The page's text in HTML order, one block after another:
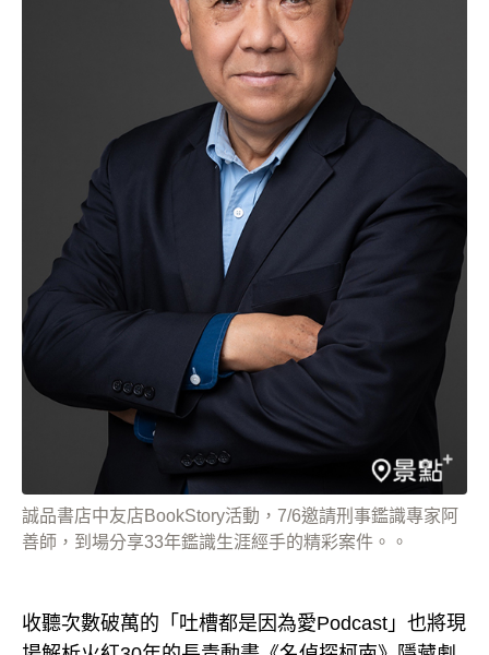
誠品書店中友店BookStory活動，7/6邀請刑事鑑識專家阿
善師，到場分享33年鑑識生涯經手的精彩案件。。
收聽次數破萬的「吐槽都是因為愛Podcast」也將現